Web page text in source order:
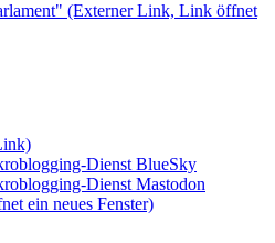
(Externer Link, Link öffnet
Dienst BlueSky
Dienst Mastodon
ein neues Fenster)